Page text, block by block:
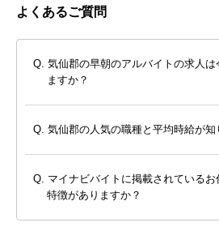
よくあるご質問
気仙郡の早朝のアルバイトの求人は
ますか？
気仙郡の人気の職種と平均時給が知
マイナビバイトに掲載されている
特徴がありますか？